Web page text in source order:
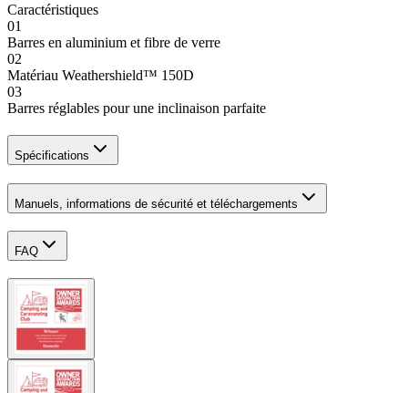
Caractéristiques
01
Barres en aluminium et fibre de verre
02
Matériau Weathershield™ 150D
03
Barres réglables pour une inclinaison parfaite
Spécifications
Manuels, informations de sécurité et téléchargements
FAQ